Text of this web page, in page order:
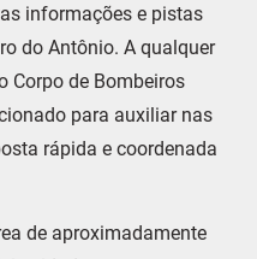
informações e pistas
do Antônio. A qualquer
Corpo de Bombeiros
para auxiliar nas
rápida e coordenada
de aproximadamente